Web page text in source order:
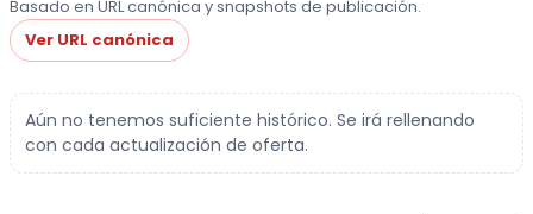
Basado en URL canónica y snapshots de publicación.
Ver URL canónica
Aún no tenemos suficiente histórico. Se irá rellenando
con cada actualización de oferta.